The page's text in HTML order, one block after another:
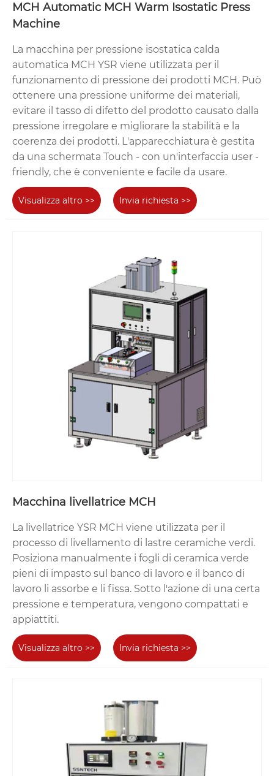
MCH Automatic MCH Warm Isostatic Press
Machine
La macchina per pressione isostatica calda
automatica MCH YSR viene utilizzata per il
funzionamento di pressione dei prodotti MCH. Può
ottenere una pressione uniforme dei materiali,
evitare il tasso di difetto del prodotto causato dalla
pressione irregolare e migliorare la stabilità e la
coerenza dei prodotti. L'apparecchiatura è gestita
da una schermata Touch - con un'interfaccia user -
friendly, che è conveniente e facile da usare.
Visualizza altro >> Invia richiesta >>
Macchina livellatrice MCH
La livellatrice YSR MCH viene utilizzata per il
processo di livellamento di lastre ceramiche verdi.
Posiziona manualmente i fogli di ceramica verde
pieni di impasto sul banco di lavoro e il banco di
lavoro li assorbe e li fissa. Sotto l'azione di una certa
pressione e temperatura, vengono compattati e
appiattiti.
Visualizza altro >> Invia richiesta >>